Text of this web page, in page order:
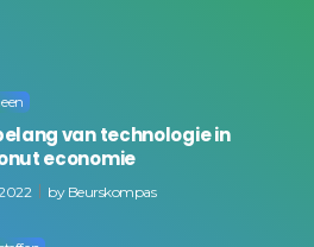
van technologie in
economie
by Beurskompas